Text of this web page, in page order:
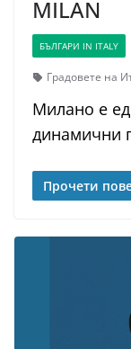
MILAN
БЪЛГАРИ IN ITALY
Градовете на
Милано е
динамични
Прочети